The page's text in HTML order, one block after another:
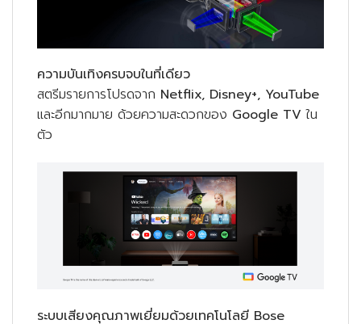
ความบันเทิงครบจบในที่เดียว
สตรีมรายการโปรดจาก Netflix, Disney+, YouTube
และอีกมากมาย ด้วยความสะดวกของ Google TV ใน
ตัว
ระบบเสียงคุณภาพเยี่ยมด้วยเทคโนโลยี Bose